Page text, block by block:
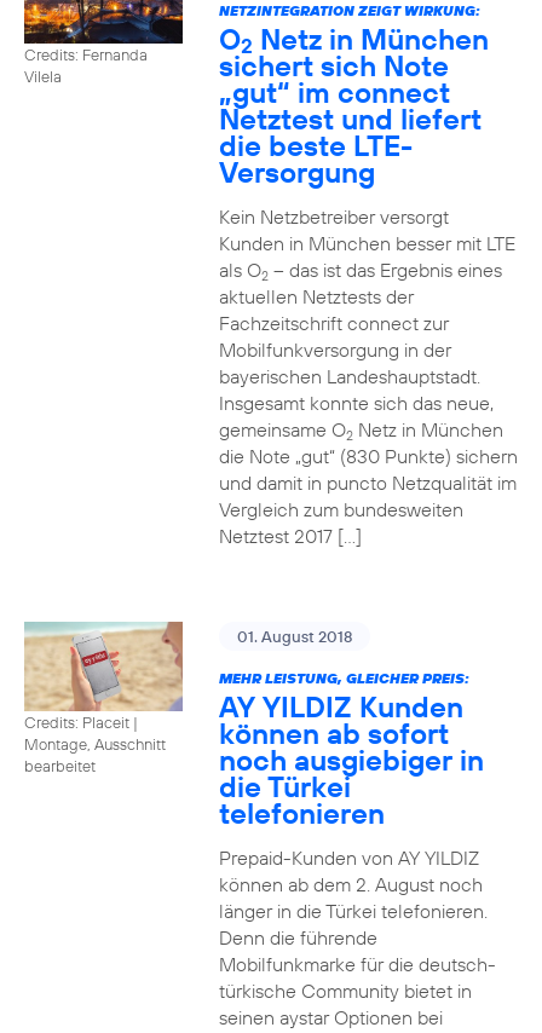
Credits: Fernanda
Vilela
NETZINTEGRATION ZEIGT WIRKUNG:
O2 Netz in München
sichert sich Note
„gut“ im connect
Netztest und liefert
die beste LTE-
Versorgung
Kein Netzbetreiber versorgt
Kunden in München besser mit LTE
als O2– das ist das Ergebnis eines
aktuellen Netztests der
Fachzeitschrift connect zur
Mobilfunkversorgung in der
bayerischen Landeshauptstadt.
Insgesamt konnte sich das neue,
gemeinsame O2Netz in München
die Note „gut“ (830 Punkte) sichern
und damit in puncto Netzqualität im
Vergleich zum bundesweiten
Netztest 2017 […]
Credits: Placeit |
Montage, Ausschnitt
bearbeitet
01. August 2018
MEHR LEISTUNG, GLEICHER PREIS:
AY YILDIZ Kunden
können ab sofort
noch ausgiebiger in
die Türkei
telefonieren
Prepaid-Kunden von AY YILDIZ
können ab dem 2. August noch
länger in die Türkei telefonieren.
Denn die führende
Mobilfunkmarke für die deutsch-
türkische Community bietet in
seinen aystar Optionen bei